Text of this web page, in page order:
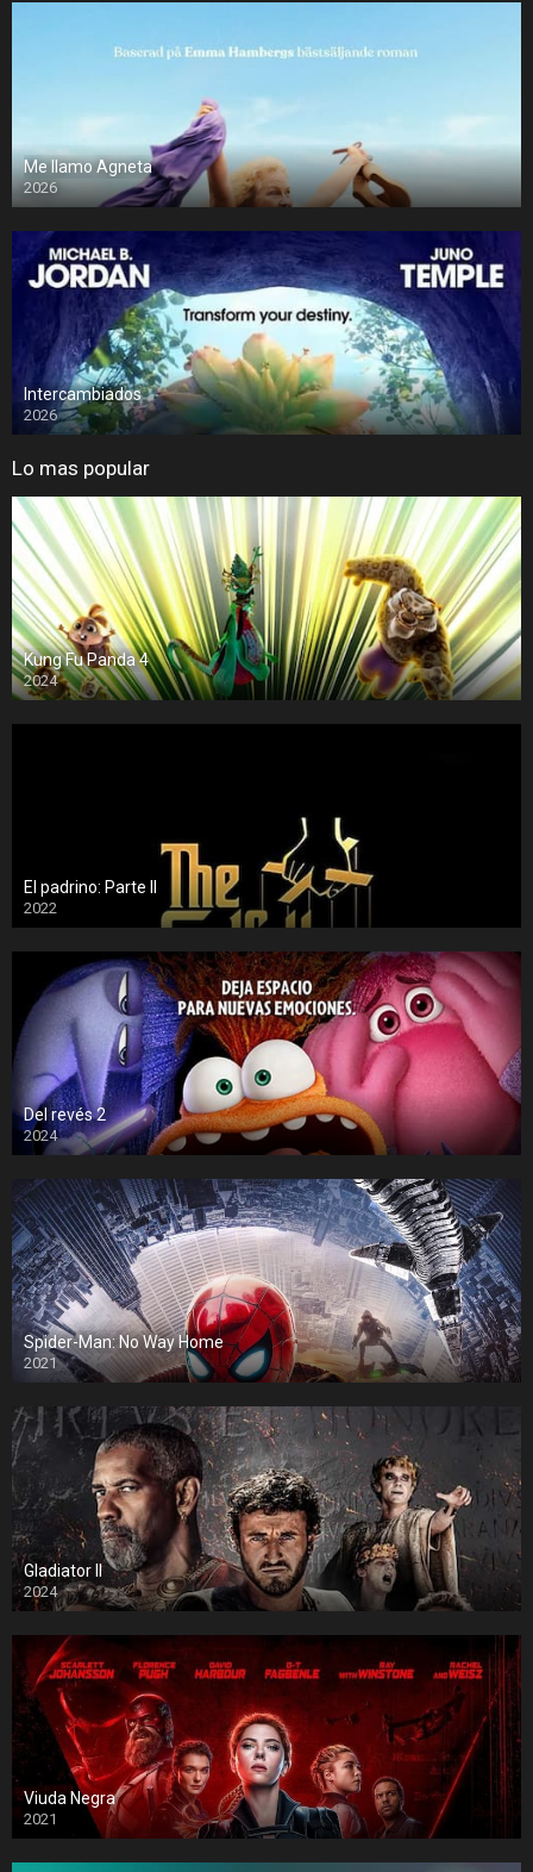
Me llamo Agneta
2026
Intercambiados
2026
Lo mas popular
Kung Fu Panda 4
2024
El padrino: Parte II
2022
Del revés 2
2024
Spider-Man: No Way Home
2021
Gladiator II
2024
Viuda Negra
2021